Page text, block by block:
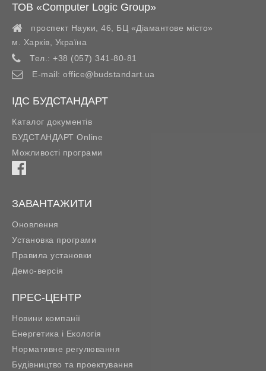
ТОВ «Computer Logic Group»
проспект Науки, 46, БЦ «Діамантове місто»
м. Харків
Україна
Тел.: +38 (057) 341-80-81
E-mail: office@budstandart.ua
ІДС БУДСТАНДАРТ
Каталог документів
БУДСТАНДАРТ Online
Можливості програми
ЗАВАНТАЖИТИ
Оновлення
Установка програми
Правила установки
Демо-версія
ПРЕС-ЦЕНТР
Новини компанії
Енергетика і Екологія
Нормативне регулювання
Будівництво та проектування